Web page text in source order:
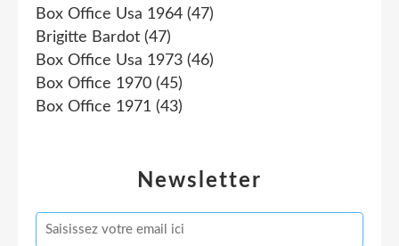
Newsletter
Box Office Usa 1964 (47)
Brigitte Bardot (47)
Box Office Usa 1973 (46)
Box Office 1970 (45)
Box Office 1971 (43)